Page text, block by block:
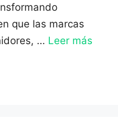
que las marcas
… Leer más